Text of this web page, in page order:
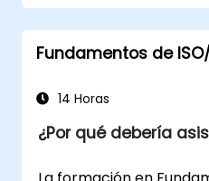
Fundamentos de ISO/
14 Horas
¿Por qué debería